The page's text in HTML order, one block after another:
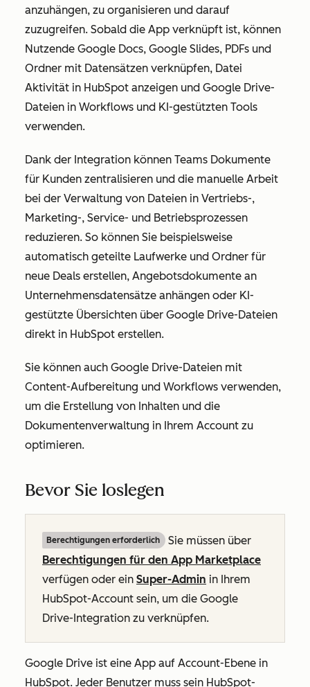
anzuhängen, zu organisieren und darauf
zuzugreifen. Sobald die App verknüpft ist, können
Nutzende Google Docs, Google Slides, PDFs und
Ordner mit Datensätzen verknüpfen, Datei
Aktivität in HubSpot anzeigen und Google Drive-
Dateien in Workflows und KI-gestützten Tools
verwenden.
Dank der Integration können Teams Dokumente
für Kunden zentralisieren und die manuelle Arbeit
bei der Verwaltung von Dateien in Vertriebs-,
Marketing-, Service- und Betriebsprozessen
reduzieren. So können Sie beispielsweise
automatisch geteilte Laufwerke und Ordner für
neue Deals erstellen, Angebotsdokumente an
Unternehmensdatensätze anhängen oder KI-
gestützte Übersichten über Google Drive-Dateien
direkt in HubSpot erstellen.
Sie können auch Google Drive-Dateien mit
Content-Aufbereitung und Workflows verwenden,
um die Erstellung von Inhalten und die
Dokumentenverwaltung in Ihrem Account zu
optimieren.
Bevor Sie loslegen
Berechtigungen erforderlich
Sie müssen über
Berechtigungen für den App Marketplace
verfügen oder ein Super-Admin in Ihrem
HubSpot-Account sein, um die Google
Drive-Integration zu verknüpfen.
Google Drive ist eine App auf Account-Ebene in
HubSpot. Jeder Benutzer muss sein HubSpot-